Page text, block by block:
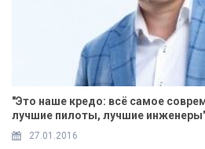
"Это наше кредо: всё самое
лучшие пилоты, лучшие
27.01.2016